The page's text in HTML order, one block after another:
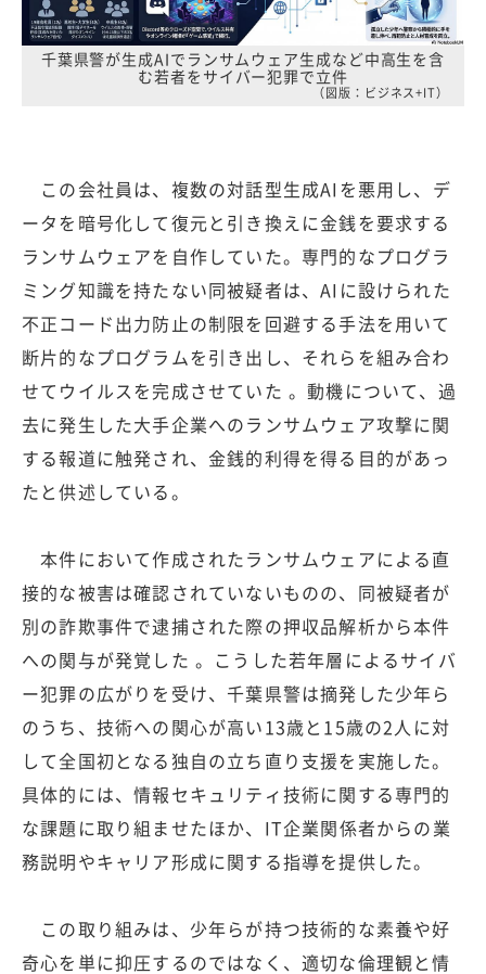
千葉県警が生成AIでランサムウェア生成など中高生を含
む若者をサイバー犯罪で立件
（図版：ビジネス+IT）
この会社員は、複数の対話型生成AIを悪用し、デ
ータを暗号化して復元と引き換えに金銭を要求する
ランサムウェアを自作していた。専門的なプログラ
ミング知識を持たない同被疑者は、AIに設けられた
不正コード出力防止の制限を回避する手法を用いて
断片的なプログラムを引き出し、それらを組み合わ
せてウイルスを完成させていた 。動機について、過
去に発生した大手企業へのランサムウェア攻撃に関
する報道に触発され、金銭的利得を得る目的があっ
たと供述している。
本件において作成されたランサムウェアによる直
接的な被害は確認されていないものの、同被疑者が
別の詐欺事件で逮捕された際の押収品解析から本件
への関与が発覚した 。こうした若年層によるサイバ
ー犯罪の広がりを受け、千葉県警は摘発した少年ら
のうち、技術への関心が高い13歳と15歳の2人に対
して全国初となる独自の立ち直り支援を実施した。
具体的には、情報セキュリティ技術に関する専門的
な課題に取り組ませたほか、IT企業関係者からの業
務説明やキャリア形成に関する指導を提供した。
この取り組みは、少年らが持つ技術的な素養や好
奇心を単に抑圧するのではなく、適切な倫理観と情